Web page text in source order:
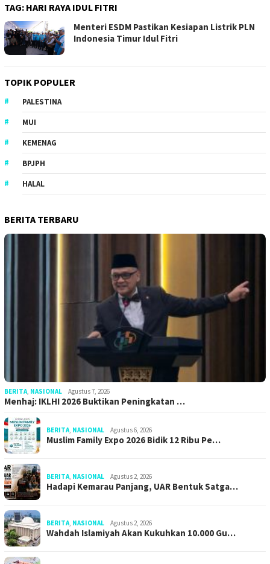
TAG: HARI RAYA IDUL FITRI
Menteri ESDM Pastikan Kesiapan Listrik PLN
Indonesia Timur Idul Fitri
TOPIK POPULER
PALESTINA
MUI
KEMENAG
BPJPH
HALAL
BERITA TERBARU
BERITA NASIONAL Agustus 7, 2026
Menhaj: IKLHI 2026 Buktikan Peningkatan …
BERITA NASIONAL Agustus 6, 2026
Muslim Family Expo 2026 Bidik 12 Ribu Pe…
BERITA NASIONAL Agustus 2, 2026
Hadapi Kemarau Panjang, UAR Bentuk Satga…
BERITA NASIONAL Agustus 2, 2026
Wahdah Islamiyah Akan Kukuhkan 10.000 Gu…